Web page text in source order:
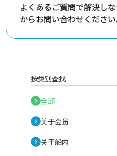
よくあるご質問で解決しな
からお問い合わせください
按类别查找
全部
关于会员
关于船内